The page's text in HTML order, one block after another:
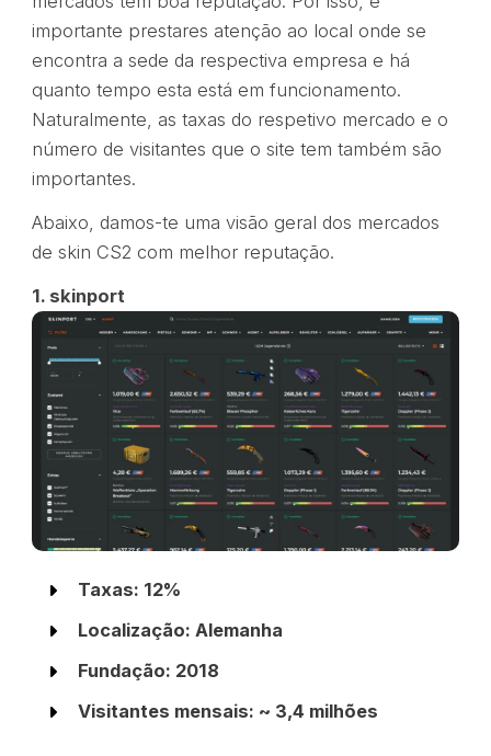
importante prestares atenção ao local onde se
encontra a sede da respectiva empresa e há
quanto tempo esta está em funcionamento.
Naturalmente, as taxas do respetivo mercado e o
número de visitantes que o site tem também são
importantes.
Abaixo, damos-te uma visão geral dos mercados
de skin CS2 com melhor reputação.
1. skinport
Taxas: 12%
Localização: Alemanha
Fundação: 2018
Visitantes mensais: ~ 3,4 milhões